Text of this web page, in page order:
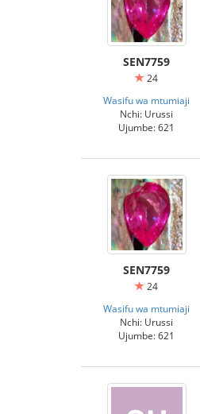
SEN7759
24
Wasifu wa mtumiaji
Nchi: Urussi
Ujumbe: 621
SEN7759
24
Wasifu wa mtumiaji
Nchi: Urussi
Ujumbe: 621